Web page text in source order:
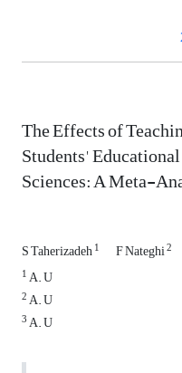
The Effects of
Students'
Sciences: A Meta-
S Taherizadeh1 F Nateghi2
1A. U
2A. U
3A. U